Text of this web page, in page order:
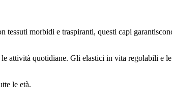
morbidi e traspiranti, questi capi
attività quotidiane. Gli elastici in vita regolabili e
le età.